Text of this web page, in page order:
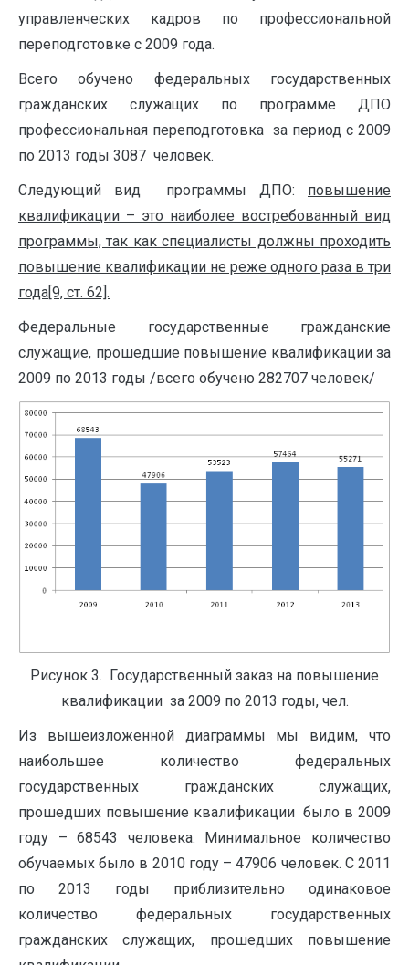
управленческих кадров по профессиональной
переподготовке с 2009 года.
Всего обучено федеральных государственных
гражданских служащих по программе ДПО
профессиональная переподготовка за период с 2009
по 2013 годы 3087 человек.
Следующий вид программы ДПО: повышение
квалификации – это наиболее востребованный вид
программы, так как специалисты должны проходить
повышение квалификации не реже одного раза в три
года[9, ст. 62].
Федеральные государственные гражданские
служащие, прошедшие повышение квалификации за
2009 по 2013 годы /всего обучено 282707 человек/
Рисунок 3. Государственный заказ на повышение
квалификации за 2009 по 2013 годы, чел.
Из вышеизложенной диаграммы мы видим, что
наибольшее количество федеральных
государственных гражданских служащих,
прошедших повышение квалификации было в 2009
году – 68543 человека. Минимальное количество
обучаемых было в 2010 году – 47906 человек. С 2011
по 2013 годы приблизительно одинаковое
количество федеральных государственных
гражданских служащих, прошедших повышение